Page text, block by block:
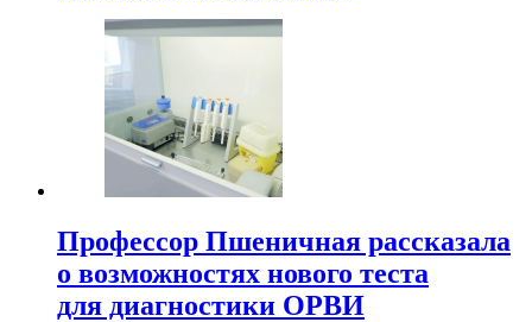
Профессор Пшеничная рассказала
о возможностях нового теста
для диагностики ОРВИ